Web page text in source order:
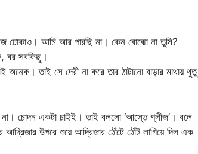
ঢোকাও। আমি আর পারছি না। কেন বোঝো না তুমি?
বর সবকিছু।
তাই সে দেরী না করে তার ঠাটানো বাড়ার মাথায় থুতু
না। চোদন একটা চাইই। তাই বললো ‘আস্তে প্লীজ’। বলে
উপরে শুয়ে আদ্রিজার ঠোঁটে ঠোঁট লাগিয়ে দিল এক